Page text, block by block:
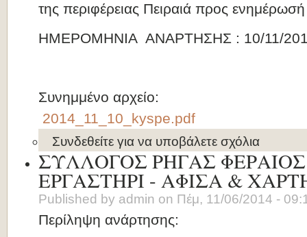
της περιφέρειας Πειραιά προς
ΗΜΕΡΟΜΗΝΙΑ ΑΝΑΡΤΗΣΗΣ : 10/11/
Συνημμένο αρχείο:
2014_11_10_kyspe.pdf
Συνδεθείτε για να υποβάλετε σχόλια
ΣΥΛΛΟΓΟΣ ΡΗΓΑΣ
ΕΡΓΑΣΤΗΡΙ - ΑΦΙΣΑ &
Published by admin on Πέμ, 11/06/2014 -
Περίληψη ανάρτησης: